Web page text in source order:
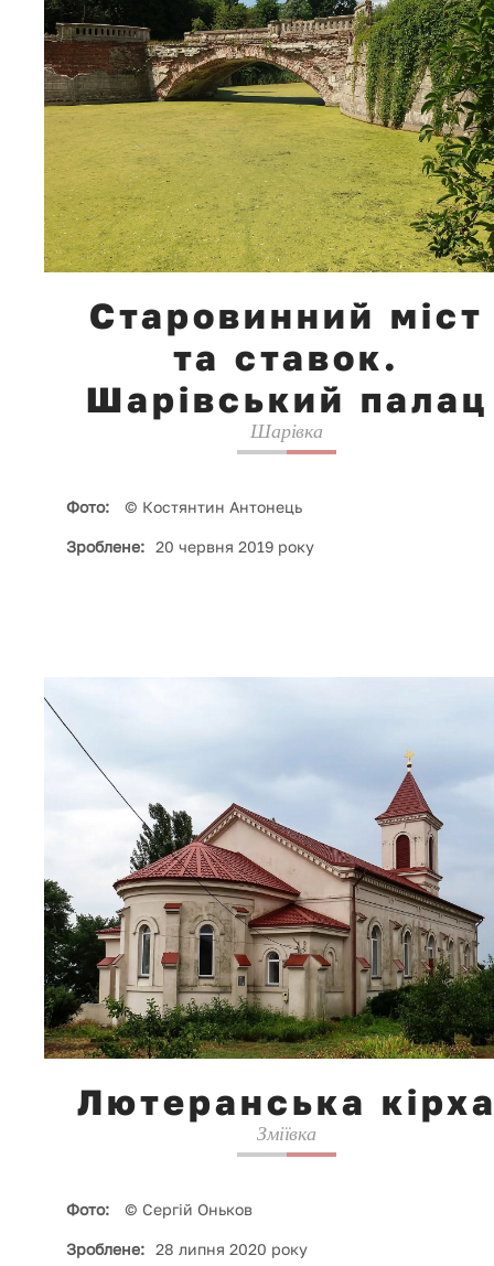
Старовинний міст
та ставок.
Шарівський палац
Шарівка
Фото: © Костянтин Антонець
Зроблене: 20 червня 2019 року
Лютеранська
Зміївка
Фото: © Сергій Оньков
Зроблене: 28 липня 2020 року